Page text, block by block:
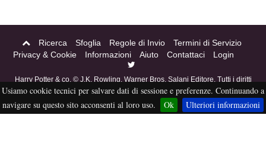
Ricerca Sfoglia Regole di Invio
Termini di Servizio
Privacy & Cookie
Informazioni Aiuto Contattaci Login
Harry Potter & co. © J.K. Rowling, Warner Bros, Salani Editore. Tutti i diritti
riservati. Acciofanfiction © 2004-2016. Questo sito non è a scopo di lucro,
tutti i materiali in esso contenuti sono stati creati per puro divertimento, e
sono proprietà dei rispettivi autori, non pubblicabili altrove senza esplicito
Usiamo cookie tecnici per salvare dati di sessione e preferenze. Continuando a
navigare su questo sito acconsenti al loro uso.
Ok Ulteriori informazioni